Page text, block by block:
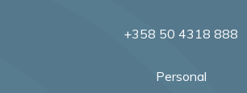
+358 50 4318 888
Personal